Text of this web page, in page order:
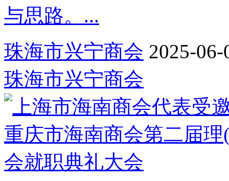
与思路。...
珠海市兴宁商会 2025-
珠海市兴宁商会